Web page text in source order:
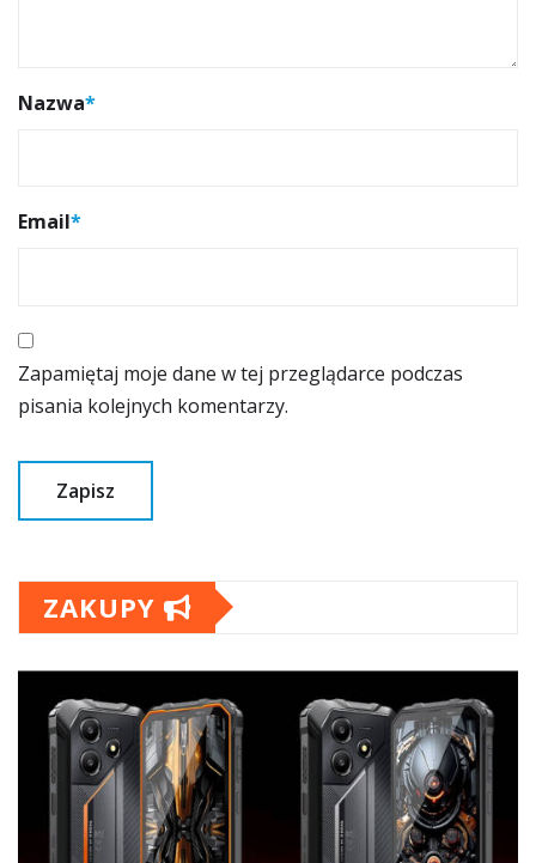
Nazwa*
Email*
Zapamiętaj moje dane w tej przeglądarce podczas
pisania kolejnych komentarzy.
ZAKUPY